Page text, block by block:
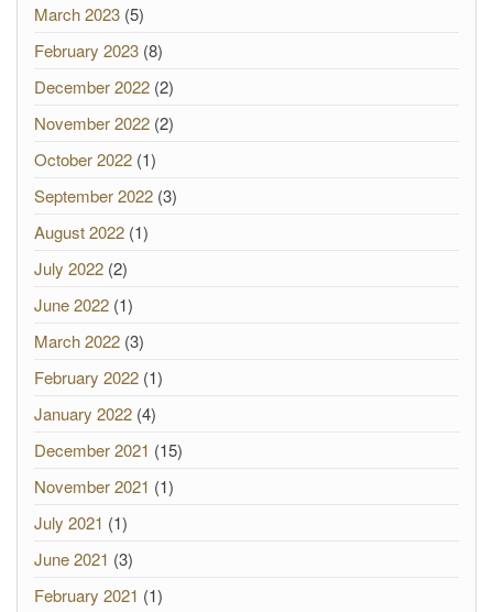
March 2023 (5)
February 2023 (8)
December 2022 (2)
November 2022 (2)
October 2022 (1)
September 2022 (3)
August 2022 (1)
July 2022 (2)
June 2022 (1)
March 2022 (3)
February 2022 (1)
January 2022 (4)
December 2021 (15)
November 2021 (1)
July 2021 (1)
June 2021 (3)
February 2021 (1)